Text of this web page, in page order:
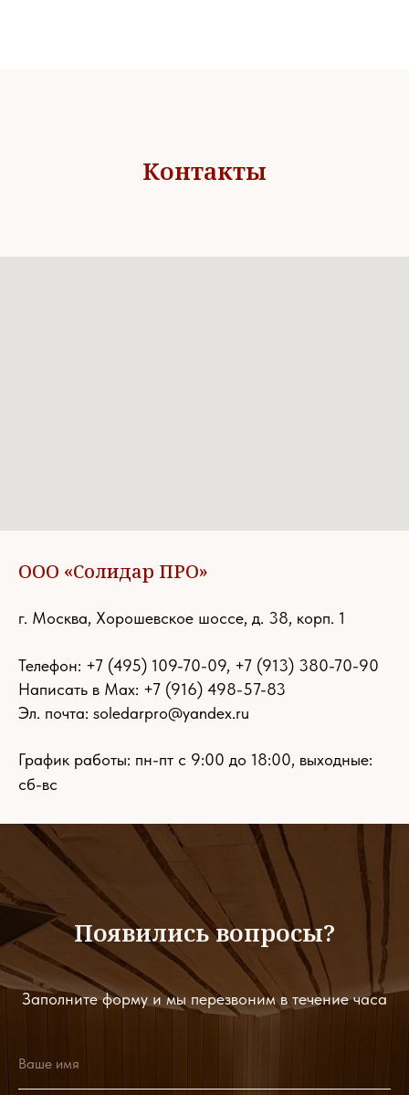
Контакты
ООО «Солидар ПРО»
г. Москва, Хорошевское шоссе, д. 38, корп. 1
Телефон: +7 (495) 109-70-09, +7 (913) 380-70-90
Написать в Max: +7 (916) 498-57-83
Эл. почта: soledarpro@yandex.ru
График работы: пн-пт с 9:00 до 18:00, выходные:
сб-вс
Появились вопросы?
Заполните форму и мы перезвоним в течение часа
Ваше имя